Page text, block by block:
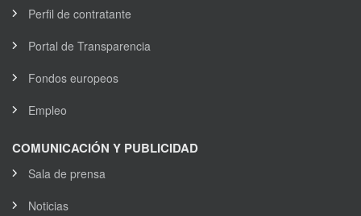
Perfil de contratante
Portal de Transparencia
Fondos europeos
Empleo
COMUNICACIÓN Y PUBLICIDAD
Sala de prensa
Noticias